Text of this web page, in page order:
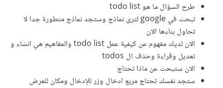
طرح السؤال ما هو todo list
تبحث في google لترى نماذج وستجد نماذج متطورة جدا لا
تحاول بناءها الان
الان لديك مفهوم عن كيفية عمل todo list والمفاهيم هي انشاء و
تعديل وقراءة وحذف ال todos
الان ستبحث عن ماذا تحتاج
ستجد نفسك تحتاج مربع ادخال وزر للإدخال ومكان للعرض